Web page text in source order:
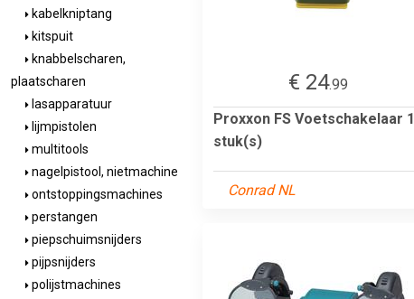
kabelkniptang
kitspuit
knabbelscharen,
plaatscharen
lasapparatuur
lijmpistolen
multitools
nagelpistool, nietmachine
ontstoppingsmachines
perstangen
piepschuimsnijders
pijpsnijders
polijstmachines
€ 24.99
Proxxon FS Voetschakelaar 1
stuk(s)
Conrad NL